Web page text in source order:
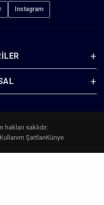
Instagram
hakları saklıdır.
Kullanım ŞartlarıKünye